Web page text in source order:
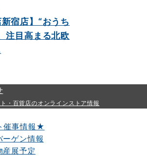
新宿店】“おうち
注目高まる北欧
・百貨店のオンラインストア情報
催事情報★
ゲン情報
産展予定